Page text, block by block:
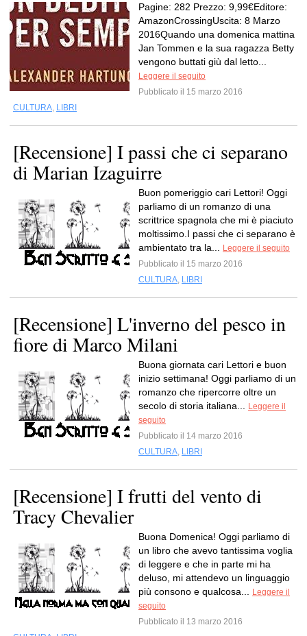
Pagine: 282 Prezzo: 9,99€Editore:
AmazonCrossingUscita: 8 Marzo
2016Quando una domenica mattina
Jan Tommen e la sua ragazza Betty
vengono buttati giù dal letto...
Leggere il seguito
Pubblicato il 15 marzo 2016
CULTURA, LIBRI
[Recensione] I passi che ci separano
di Marian Izaguirre
Buon pomeriggio cari Lettori! Oggi
parliamo di un romanzo di una
scrittrice spagnola che mi è piaciuto
moltissimo.I passi che ci separano è
ambientato tra la...
Leggere il seguito
Pubblicato il 15 marzo 2016
CULTURA, LIBRI
[Recensione] L'inverno del pesco in
fiore di Marco Milani
Buona giornata cari Lettori e buon
inizio settimana! Oggi parliamo di un
romanzo che ripercorre oltre un
secolo di storia italiana...
Leggere il
seguito
Pubblicato il 14 marzo 2016
CULTURA, LIBRI
[Recensione] I frutti del vento di
Tracy Chevalier
Buona Domenica! Oggi parliamo di
un libro che avevo tantissima voglia
di leggere e che in parte mi ha
deluso, mi attendevo un linguaggio
più consono e qualcosa...
Leggere il
seguito
Pubblicato il 13 marzo 2016